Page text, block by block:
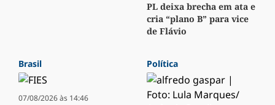
PL deixa brecha em ata e
cria “plano B” para vice
de Flávio
Brasil
07/08/2026 às 14:46
Política